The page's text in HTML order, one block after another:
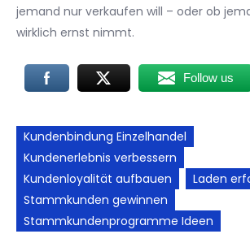
jemand nur verkaufen will – oder ob
wirklich ernst nimmt.
Follow us
Kundenbindung Einzelhandel
Kundenerlebnis verbessern
Kundenloyalität aufbauen
Laden
Stammkunden gewinnen
Stammkundenprogramme Ideen